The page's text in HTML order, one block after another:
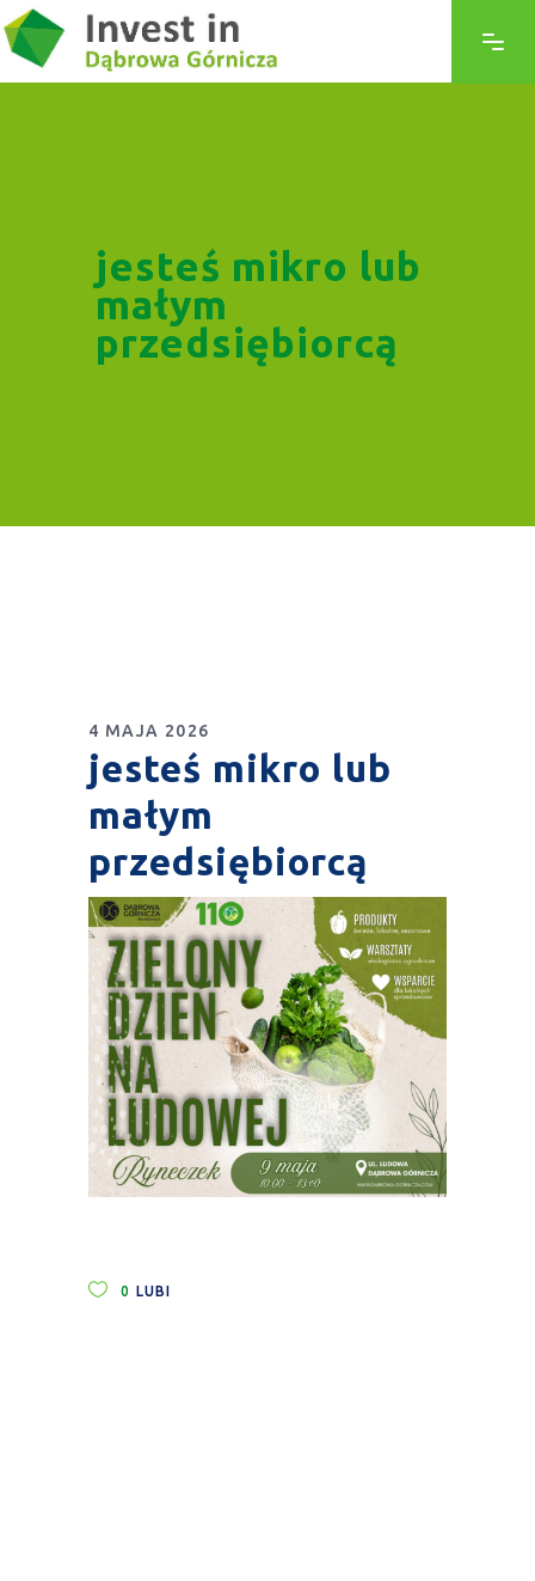
jesteś mikro lub
małym
przedsiębiorcą
4 MAJA 2026
jesteś mikro lub
małym
przedsiębiorcą
0 LUBI